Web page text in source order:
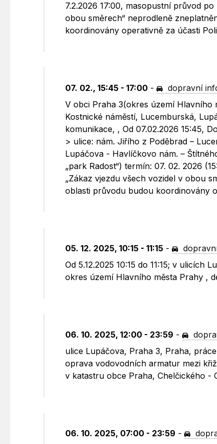
7.2.2026 17:00, masopustní průvod
obou směrech“ neprodleně
koordinovány operativně za účasti
07. 02., 15:45 - 17:00 - dopravní
V obci Praha 3(okres území Hlavního
Kostnické náměstí, Lucemburská,
komunikace, , Od 07.02.2026 15:45,
> ulice: nám. Jiřího z Poděbrad –
Lupáčova - Havlíčkovo nám. –
„park Radost“) termín: 07. 02. 2026
„Zákaz vjezdu všech vozidel v obou
oblasti průvodu budou koordinovány
05. 12. 2025, 10:15 - 11:15 -
Od 5.12.2025 10:15 do 11:15; v
okres území Hlavního města Prahy ,
06. 10. 2025, 12:00 - 23:59 -
ulice Lupáčova, Praha 3, Praha,
oprava vodovodních armatur mezi
v katastru obce Praha, Chelčického -
06. 10. 2025, 07:00 - 23:59 -